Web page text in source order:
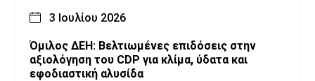
3 Ιουλίου 2026
Όμιλος ΔΕΗ: Βελτιωμένες επιδόσεις στην
αξιολόγηση του CDP για κλίμα, ύδατα και
εφοδιαστική αλυσίδα